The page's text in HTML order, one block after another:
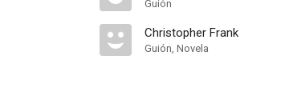
Guión
Christopher Frank
Guión, Novela